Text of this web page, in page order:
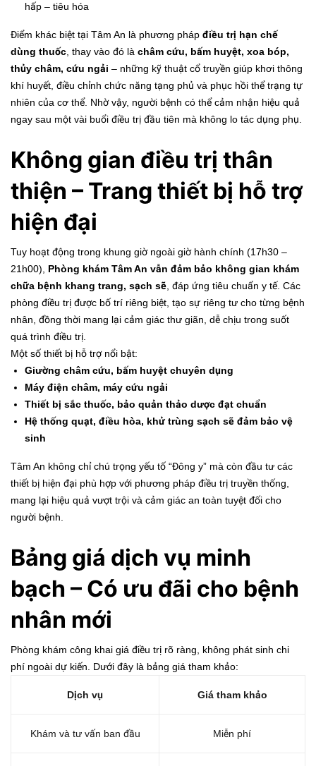
hấp – tiêu hóa
Điểm khác biệt tại Tâm An là phương pháp điều trị hạn chế
dùng thuốc , thay vào đó là châm cứu, bấm huyệt, xoa bóp,
thủy châm, cứu ngải – những kỹ thuật cổ truyền giúp khơi thông
khí huyết, điều chỉnh chức năng tạng phủ và phục hồi thể trạng tự
nhiên của cơ thể. Nhờ vậy, người bệnh có thể cảm nhận hiệu quả
ngay sau một vài buổi điều trị đầu tiên mà không lo tác dụng phụ.
Không gian điều trị thân
thiện – Trang thiết bị hỗ trợ
hiện đại
Tuy hoạt động trong khung giờ ngoài giờ hành chính (17h30 –
21h00), Phòng khám Tâm An vẫn đảm bảo không gian khám
chữa bệnh khang trang, sạch sẽ , đáp ứng tiêu chuẩn y tế. Các
phòng điều trị được bố trí riêng biệt, tạo sự riêng tư cho từng bệnh
nhân, đồng thời mang lại cảm giác thư giãn, dễ chịu trong suốt
quá trình điều trị.
Một số thiết bị hỗ trợ nổi bật:
Giường châm cứu, bấm huyệt chuyên dụng
Máy điện châm, máy cứu ngải
Thiết bị sắc thuốc, bảo quản thảo dược đạt chuẩn
Hệ thống quạt, điều hòa, khử trùng sạch sẽ đảm bảo vệ
sinh
Tâm An không chỉ chú trọng yếu tố “Đông y” mà còn đầu tư các
thiết bị hiện đại phù hợp với phương pháp điều trị truyền thống,
mang lại hiệu quả vượt trội và cảm giác an toàn tuyệt đối cho
người bệnh.
Bảng giá dịch vụ minh
bạch – Có ưu đãi cho bệnh
nhân mới
Phòng khám công khai giá điều trị rõ ràng, không phát sinh chi
phí ngoài dự kiến. Dưới đây là bảng giá tham khảo:
Dịch vụ Giá tham khảo
Khám và tư vấn ban đầu Miễn phí